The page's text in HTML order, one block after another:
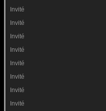
Invité
Invité
Invité
Invité
Invité
Invité
Invité
Invité